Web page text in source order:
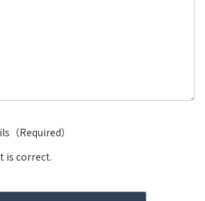
Required）
is correct.